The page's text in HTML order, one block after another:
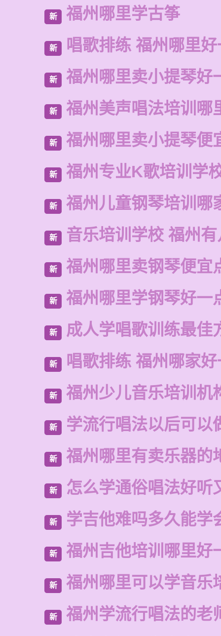
新 福州哪里学古筝
新 唱歌排练 福州哪里
新 福州哪里卖小提琴好
新 福州美声唱法培训哪
新 福州哪里卖小提琴便
新 福州专业K歌培训学
新 福州儿童钢琴培训哪
新 音乐培训学校 福州
新 福州哪里卖钢琴便宜
新 福州哪里学钢琴好一
新 成人学唱歌训练最佳
新 唱歌排练 福州哪家
新 福州少儿音乐培训机
新 学流行唱法以后可以
新 福州哪里有卖乐器的
新 怎么学通俗唱法好听
新 学吉他难吗多久能学
新 福州吉他培训哪里好
新 福州哪里可以学音乐
新 福州学流行唱法的老